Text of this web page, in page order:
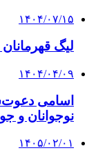
۱۴۰۴/۰۷/۱۵
لیگ قهرمانان
۱۴۰۴/۰۴/۰۹
اسامی
نوجوانان و
۱۴۰۵/۰۲/۰۱